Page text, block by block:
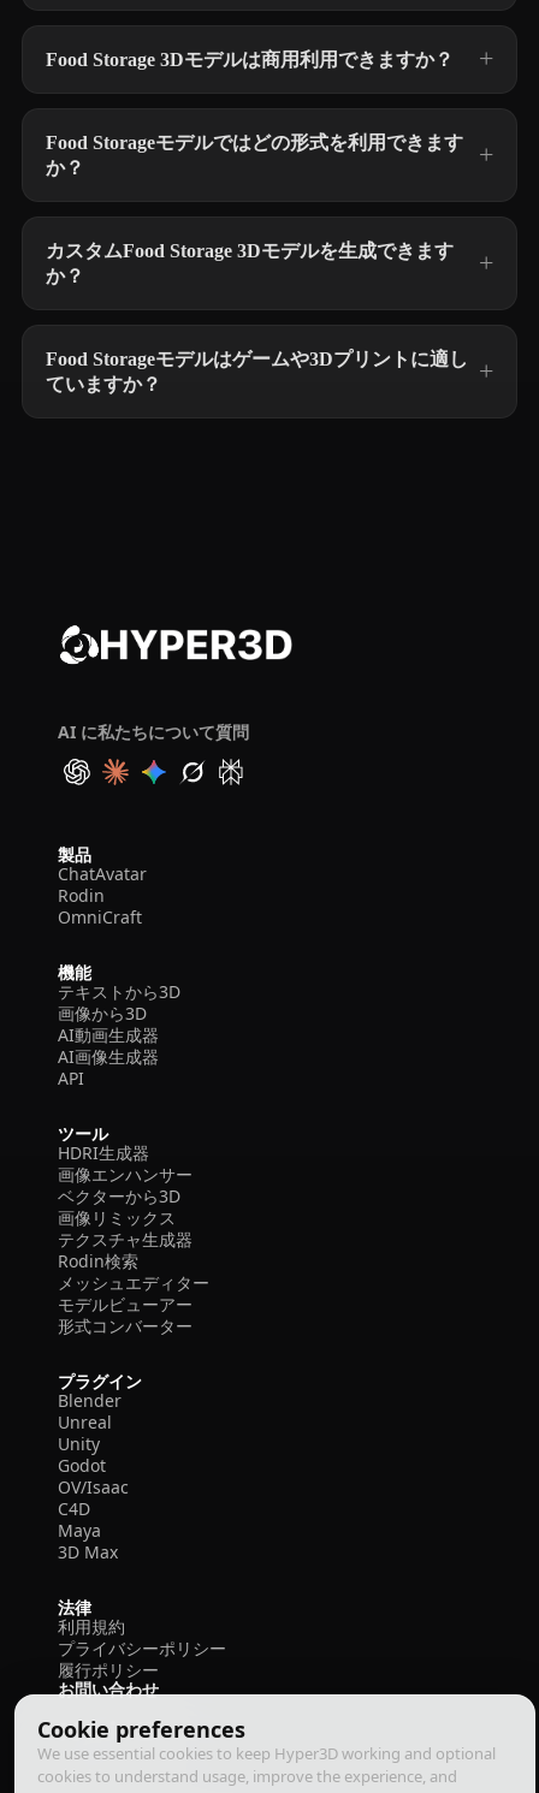
Cookie preferences
We use essential cookies to keep Hyper3D working and optional
cookies to understand usage, improve the experience, and
Food Storage 3Dモデルは商用利用できますか？
Food Storageモデルではどの形式を利用できます
か？
カスタムFood Storage 3Dモデルを生成できます
か？
Food Storageモデルはゲームや3Dプリントに適し
ていますか？
AI に私たちについて質問
製品
ChatAvatar
Rodin
OmniCraft
機能
テキストから3D
画像から3D
AI動画生成器
AI画像生成器
API
ツール
HDRI生成器
画像エンハンサー
ベクターから3D
画像リミックス
テクスチャ生成器
Rodin検索
メッシュエディター
モデルビューアー
形式コンバーター
プラグイン
Blender
Unreal
Unity
Godot
OV/Isaac
C4D
Maya
3D Max
法律
利用規約
プライバシーポリシー
履行ポリシー
お問い合わせ